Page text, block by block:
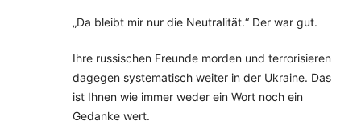
„Da bleibt mir nur die Neutralität.“ Der war gut.
Ihre russischen Freunde morden und terrorisieren
dagegen systematisch weiter in der Ukraine. Das
ist Ihnen wie immer weder ein Wort noch ein
Gedanke wert.